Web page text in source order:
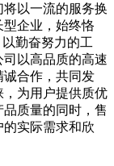
以一流的服务换
企业，始终恪
勤奋努力的工
以高品质的高速
合作，共同发
为用户提供质优
质量的同时，售
实际需求和欣